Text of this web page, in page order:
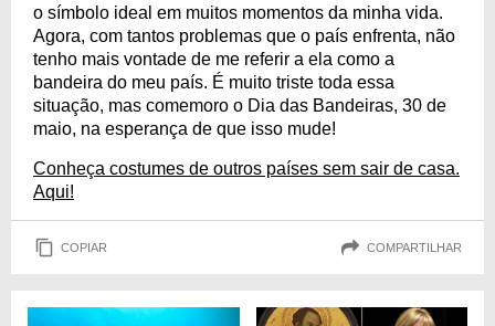
o símbolo ideal em muitos momentos da minha vida.
Agora, com tantos problemas que o país enfrenta, não
tenho mais vontade de me referir a ela como a
bandeira do meu país. É muito triste toda essa
situação, mas comemoro o Dia das Bandeiras, 30 de
maio, na esperança de que isso mude!
Conheça costumes de outros países sem sair de casa.
Aqui!
COPIAR COMPARTILHAR